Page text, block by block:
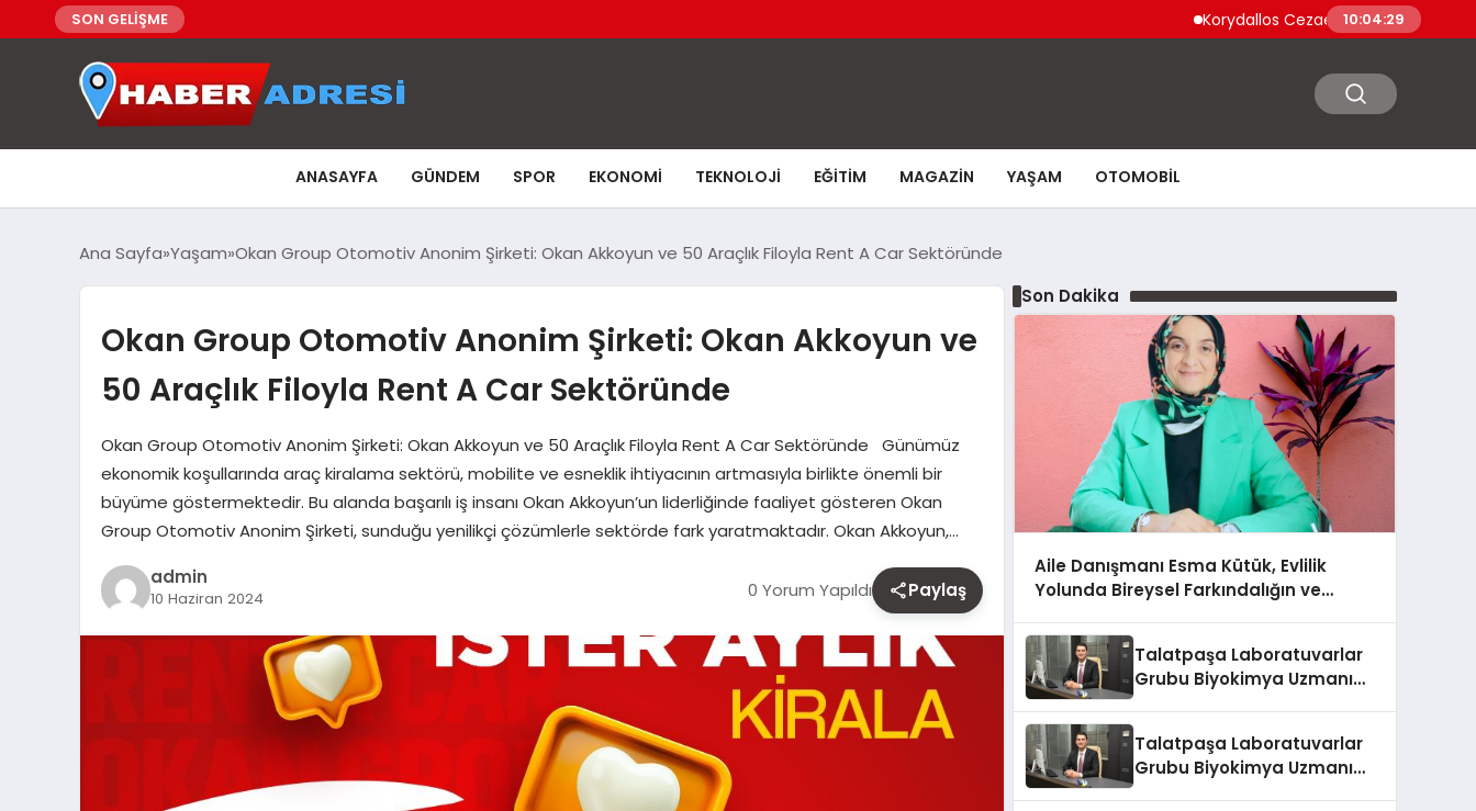
SON GELİŞME Korydallos Cezaevi’nde Türk Mahkumlar
10:04:30
ANASAYFA GÜNDEM SPOR EKONOMI TEKNOLOJI EĞITIM MAGAZIN YAŞAM OTOMOBIL
Ana Sayfa Yaşam Okan Group Otomotiv Anonim Şirketi: Okan Akkoyun ve 50 Araçlık Filoyla Rent A Car Sektöründe
Okan Group Otomotiv Anonim Şirketi: Okan Akkoyun ve
50 Araçlık Filoyla Rent A Car Sektöründe
Okan Group Otomotiv Anonim Şirketi: Okan Akkoyun ve 50 Araçlık Filoyla Rent A Car Sektöründe Günümüz
ekonomik koşullarında araç kiralama sektörü, mobilite ve esneklik ihtiyacının artmasıyla birlikte önemli bir
büyüme göstermektedir. Bu alanda başarılı iş insanı Okan Akkoyun’un liderliğinde faaliyet gösteren Okan
Group Otomotiv Anonim Şirketi, sunduğu yenilikçi çözümlerle sektörde fark yaratmaktadır. Okan Akkoyun,…
admin
10 Haziran 2024 0 Yorum Yapıldı Paylaş
Son Dakika
Aile Danışmanı Esma Kütük, Evlilik
Yolunda Bireysel Farkındalığın ve
Talatpaşa Laboratuvarlar
Grubu Biyokimya Uzmanı
Talatpaşa Laboratuvarlar
Grubu Biyokimya Uzmanı